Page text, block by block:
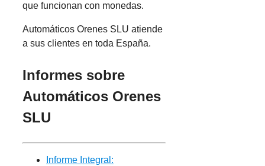
que funcionan con monedas.
Automáticos Orenes SLU atiende
a sus clientes en toda España.
Informes sobre
Automáticos Orenes
SLU
Informe Integral: